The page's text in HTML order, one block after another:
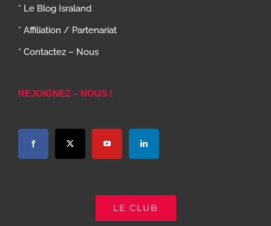
* Le Blog Israland
* Affiliation / Partenariat
* Contactez – Nous
REJOIGNEZ – NOUS !
LE CLUB